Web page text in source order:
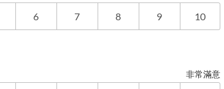
6 7 8 9 10
非常滿意